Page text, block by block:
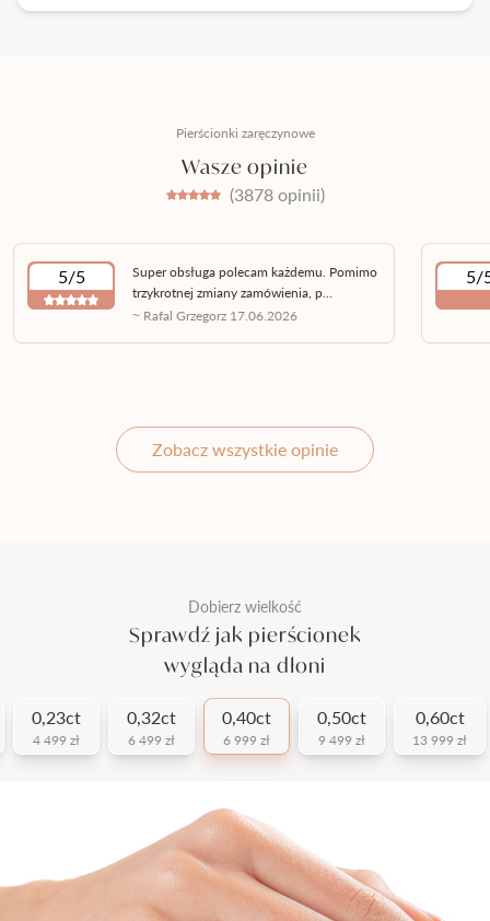
Pierścionki zaręczynowe
Wasze opinie
(3878 opinii)
5/5
Super obsługa polecam każdemu. Pomimo
trzykrotnej zmiany zamówienia, p...
~ Rafal Grzegorz 17.06.2026
5/
Zobacz wszystkie opinie
Dobierz wielkość
Sprawdź jak pierścionek
wygląda na dłoni
0,23ct
4 499 zł
0,32ct
6 499 zł
0,40ct
6 999 zł
0,50ct
9 499 zł
0,60ct
13 999 zł